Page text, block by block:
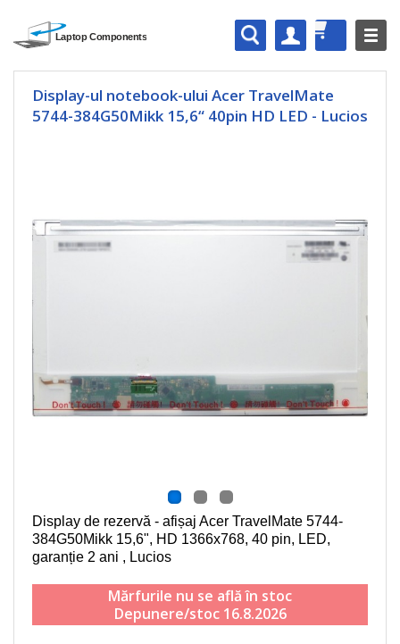
Display-ul notebook-ului Acer TravelMate
5744-384G50Mikk 15,6“ 40pin HD LED - Lucios
Display de rezervă - afișaj Acer TravelMate 5744-
384G50Mikk 15,6", HD 1366x768, 40 pin, LED,
garanție 2 ani , Lucios
Mărfurile nu se află în stoc
Depunere/stoc 16.8.2026